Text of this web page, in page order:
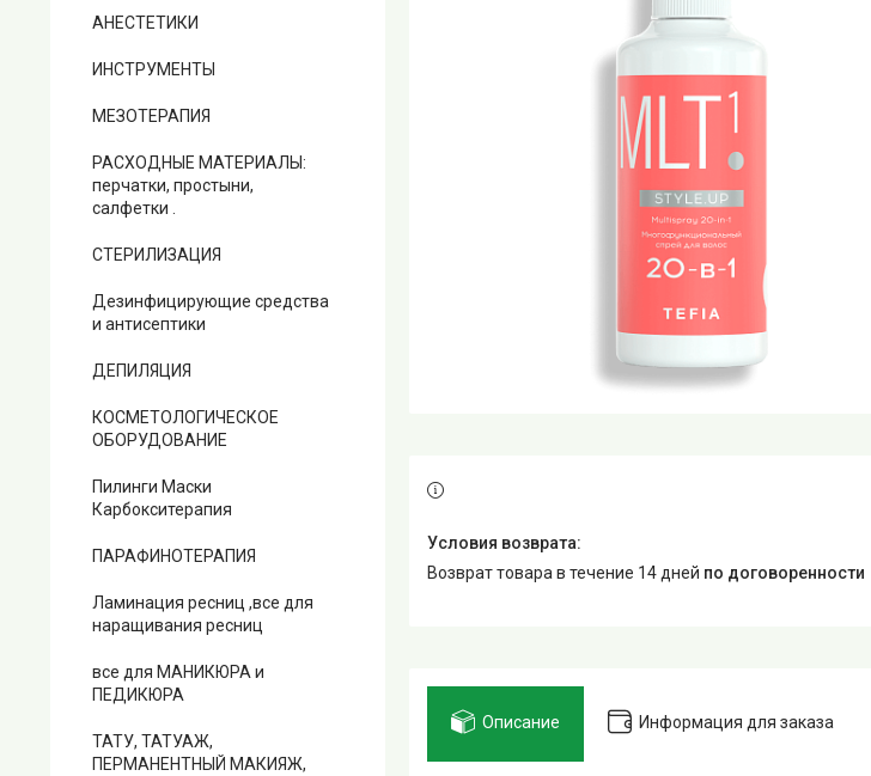
возврат товара в течение 14 дней по договоренности
Описание Информация для заказа
АНЕСТЕТИКИ
ИНСТРУМЕНТЫ
МЕЗОТЕРАПИЯ
РАСХОДНЫЕ МАТЕРИАЛЫ:
перчатки, простыни,
салфетки .
СТЕРИЛИЗАЦИЯ
Дезинфицирующие средства
и антисептики
ДЕПИЛЯЦИЯ
КОСМЕТОЛОГИЧЕСКОЕ
ОБОРУДОВАНИЕ
Пилинги Маски
Карбокситерапия
ПАРАФИНОТЕРАПИЯ
Ламинация ресниц ,все для
наращивания ресниц
все для МАНИКЮРА и
ПЕДИКЮРА
ТАТУ, ТАТУАЖ,
ПЕРМАНЕНТНЫЙ МАКИЯЖ,